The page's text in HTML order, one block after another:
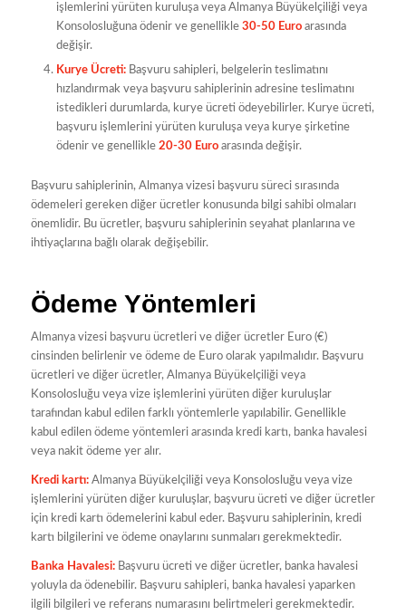
işlemlerini yürüten kuruluşa veya Almanya Büyükelçiliği veya
Konsolosluğuna ödenir ve genellikle 30-50 Euroarasında
değişir.
Kurye Ücreti:Başvuru sahipleri, belgelerin teslimatını
hızlandırmak veya başvuru sahiplerinin adresine teslimatını
istedikleri durumlarda, kurye ücreti ödeyebilirler. Kurye ücreti,
başvuru işlemlerini yürüten kuruluşa veya kurye şirketine
ödenir ve genellikle20-30 Euroarasında değişir.
Başvuru sahiplerinin, Almanya vizesi başvuru süreci sırasında
ödemeleri gereken diğer ücretler konusunda bilgi sahibi olmaları
önemlidir. Bu ücretler, başvuru sahiplerinin seyahat planlarına ve
ihtiyaçlarına bağlı olarak değişebilir.
Ödeme Yöntemleri
Almanya vizesi başvuru ücretleri ve diğer ücretler Euro (€)
cinsinden belirlenir ve ödeme de Euro olarak yapılmalıdır. Başvuru
ücretleri ve diğer ücretler, Almanya Büyükelçiliği veya
Konsolosluğu veya vize işlemlerini yürüten diğer kuruluşlar
tarafından kabul edilen farklı yöntemlerle yapılabilir. Genellikle
kabul edilen ödeme yöntemleri arasında kredi kartı, banka havalesi
veya nakit ödeme yer alır.
Kredi kartı:Almanya Büyükelçiliği veya Konsolosluğu veya vize
işlemlerini yürüten diğer kuruluşlar, başvuru ücreti ve diğer ücretler
için kredi kartı ödemelerini kabul eder. Başvuru sahiplerinin, kredi
kartı bilgilerini ve ödeme onaylarını sunmaları gerekmektedir.
Banka Havalesi:Başvuru ücreti ve diğer ücretler, banka havalesi
yoluyla da ödenebilir. Başvuru sahipleri, banka havalesi yaparken
ilgili bilgileri ve referans numarasını belirtmeleri gerekmektedir.